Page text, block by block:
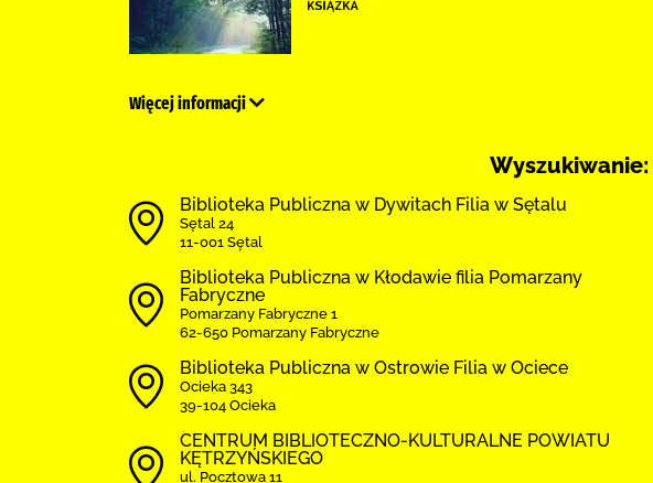
Więcej informacji
Wyszukiwanie:
Biblioteka Publiczna w Dywitach Filia w Sętalu
Sętal 24
11-001 Sętal
Biblioteka Publiczna w Kłodawie filia Pomarzany
Fabryczne
Pomarzany Fabryczne 1
62-650 Pomarzany Fabryczne
Biblioteka Publiczna w Ostrowie Filia w Ociece
Ocieka 343
39-104 Ocieka
CENTRUM BIBLIOTECZNO-KULTURALNE POWIATU
KĘTRZYŃSKIEGO
ul. Pocztowa 11